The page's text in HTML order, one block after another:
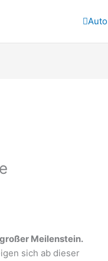
Auto
Meilenstein.
sich ab dieser